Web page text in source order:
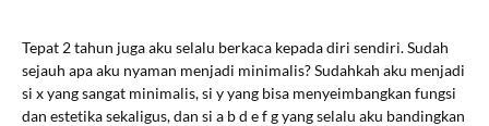
Tepat 2 tahun juga aku selalu berkaca kepada diri sendiri. Sudah
sejauh apa aku nyaman menjadi minimalis? Sudahkah aku menjadi
si x yang sangat minimalis, si y yang bisa menyeimbangkan fungsi
dan estetika sekaligus, dan si a b d e f g yang selalu aku bandingkan